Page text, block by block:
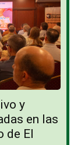
y
en las
de El